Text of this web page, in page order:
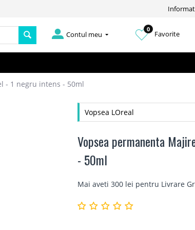
Contul meu
0
Favorite
- 1 negru intens - 50ml
Vopsea LOreal
Vopsea permanenta
- 50ml
Mai aveti 300 lei pentru Livrare